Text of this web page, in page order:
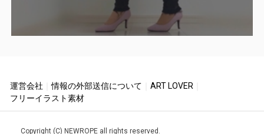
運営会社 ｜情報の外部送信について ART LOVER｜
フリーイラスト素材
Copyright (C) NEWROPE all rights reserved.